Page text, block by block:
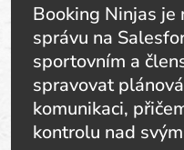
Booking Ninjas
správu na
sportovním a
spravovat
komunikaci,
kontrolu nad